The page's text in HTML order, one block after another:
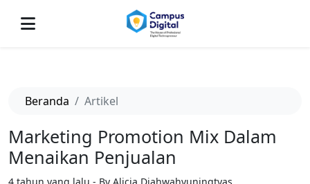
Beranda Artikel
Marketing Promotion Mix Dalam
Menaikan Penjualan